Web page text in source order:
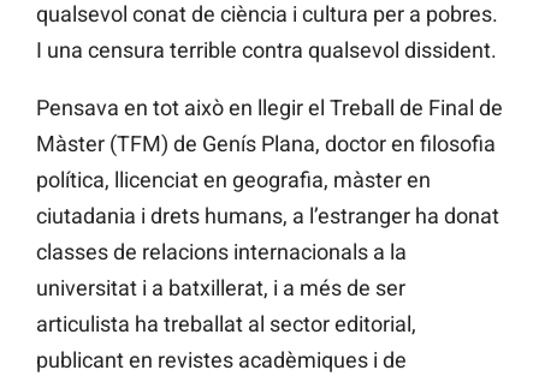
qualsevol conat de ciència i cultura per a pobres.
I una censura terrible contra qualsevol dissident.
Pensava en tot això en llegir el Treball de Final de
Màster (TFM) de Genís Plana, doctor en filosofia
política, llicenciat en geografia, màster en
ciutadania i drets humans, a l’estranger ha donat
classes de relacions internacionals a la
universitat i a batxillerat, i a més de ser
articulista ha treballat al sector editorial,
publicant en revistes acadèmiques i de